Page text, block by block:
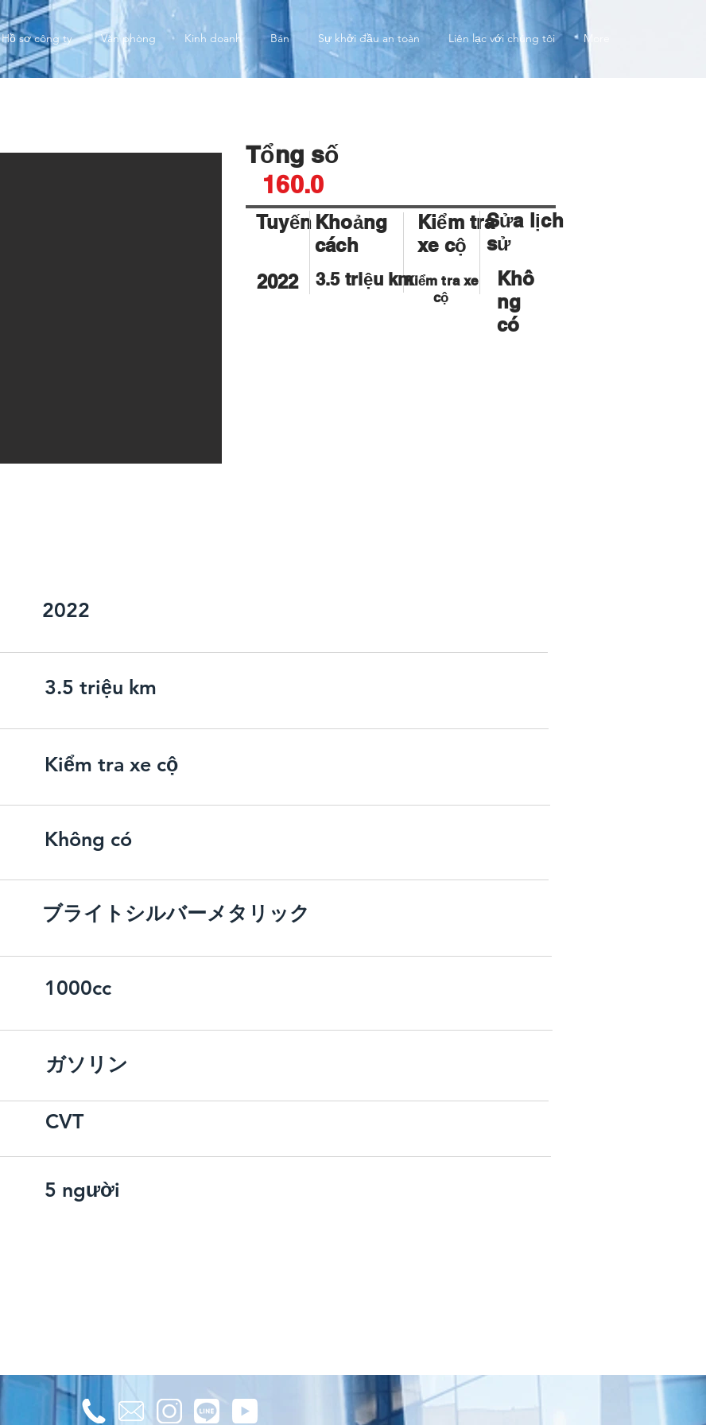
Hồ sơ công ty Văn phòng Kinh doanh Bán Sự khởi đầu an toàn Liên lạc với chúng tôi More
Tổng số
160.0
Tuyến Khoảng
cách
Kiểm tra
xe cộ
Sửa lịch
sử
2022
Kiểm tra xe
cộ
3.5 triệu km
Khô
ng
có
2022
3.5 triệu km
Kiểm tra xe cộ
Không có
ブライトシルバーメタリック
1000cc
ガソリン
CVT
5 người